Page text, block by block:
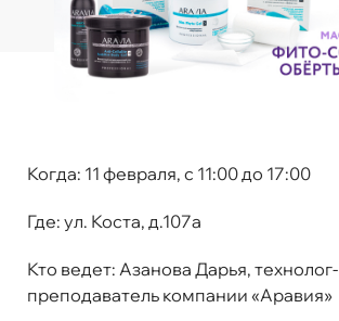
Когда: 11 февраля, с 11:00 до 17:00
Где: ул. Коста, д.107а
Кто ведет: Азанова Дарья, технолог-
преподаватель компании «Аравия»